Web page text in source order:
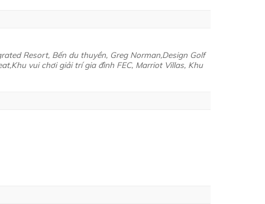
Resort, Bến du thuyền, Greg Norman,Design Golf
vui chơi giải trí gia đình FEC, Marriot Villas, Khu